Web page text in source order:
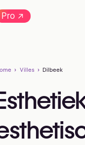
Pro→
Villes Dilbeek